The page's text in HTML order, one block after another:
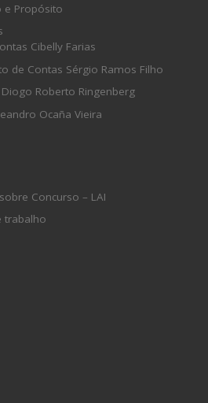
e Propósito
Cibelly Farias
de Contas Sérgio Ramos Filho
Roberto Ringenberg
Ocaña Vieira
Concurso – LAI
trabalho